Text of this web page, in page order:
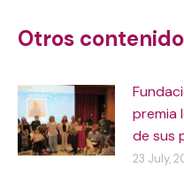
Otros
premia
de sus
23 July,